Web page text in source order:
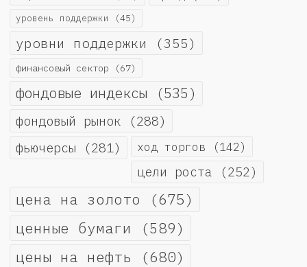
уровень поддержки (45)
уровни поддержки (355)
финансовый сектор (67)
фондовые индексы (535)
фондовый рынок (288)
фьючерсы (281) ход торгов (142)
цели роста (252)
цена на золото (675)
ценные бумаги (589)
цены на нефть (680)